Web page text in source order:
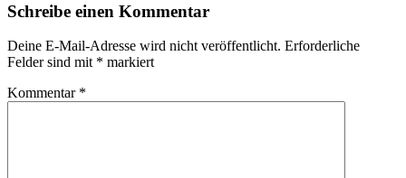
Schreibe einen Kommentar
Deine E-Mail-Adresse wird nicht veröffentlicht. Erforderliche
Felder sind mit * markiert
Kommentar *